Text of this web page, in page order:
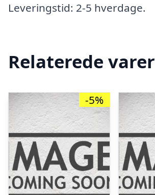
Leveringstid: 2-5 hverdage.
Relaterede varer
-5%